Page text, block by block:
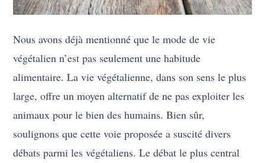
Nous avons déjà mentionné que le mode de vie
végétalien n’est pas seulement une habitude
alimentaire. La vie végétalienne, dans son sens le plus
large, offre un moyen alternatif de ne pas exploiter les
animaux pour le bien des humains. Bien sûr,
soulignons que cette voie proposée a suscité divers
débats parmi les végétaliens. Le débat le plus central